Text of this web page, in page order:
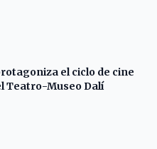
el ciclo de cine
Teatro-Museo Dalí